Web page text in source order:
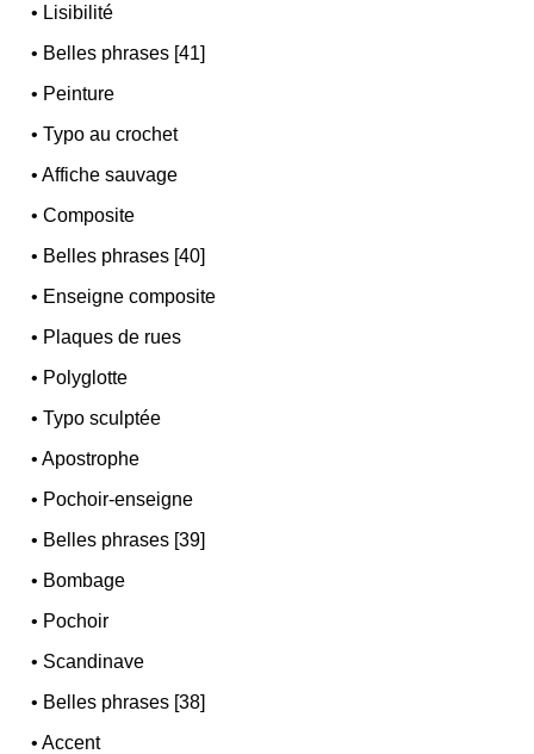
• Lisibilité
• Belles phrases [41]
• Peinture
•Typo au crochet
•Affiche sauvage
•Composite
• Belles phrases [40]
• Enseigne composite
• Plaques de rues
• Polyglotte
•Typo sculptée
•Apostrophe
• Pochoir-enseigne
• Belles phrases [39]
• Bombage
• Pochoir
• Scandinave
• Belles phrases [38]
•Accent